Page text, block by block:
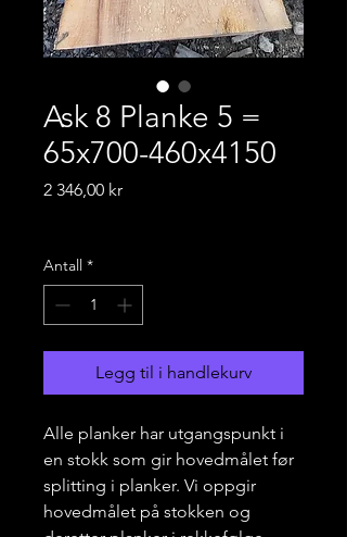
Ask 8 Planke 5 =
65x700-460x4150
2 346,00 krPris
Antall *
Legg til i handlekurv
Alle planker har utgangspunkt i
en stokk som gir hovedmålet før
splitting i planker. Vi oppgir
hovedmålet på stokken og